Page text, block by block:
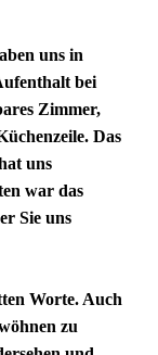
uns in
bei
Zimmer,
Das
uns
war das
Sie uns
Worte. Auch
zu